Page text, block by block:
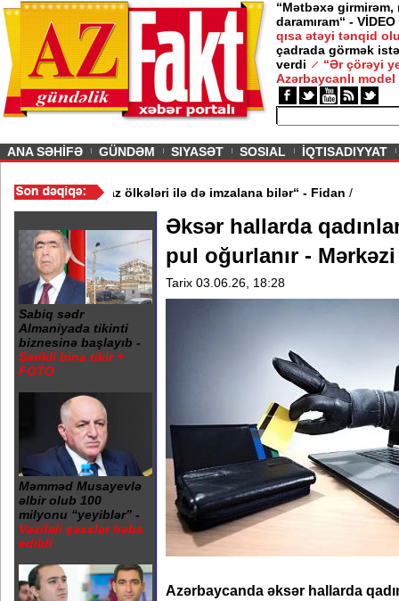
“Mətbəxə girmirəm,
daramıram“ - VİDEO
qısa ətəyi tənqid
çadrada görmək
verdi
“Ər çörəyi
Azərbaycanlı model
ANA SƏHİFƏ GÜNDƏM SIYASƏT SOSIAL İQTISADIYYAT
oxşar anlaşma Qafqaz ölkələri ilə də imzalana bilər“ - Fidan
Sabiq sədr
Almaniyada tikinti
biznesinə başlayıb -
Şərikli bina tikir +
FOTO
Məmməd Musayevlə
əlbir olub 100
milyonu “yeyiblər” -
Vəzifəli şəxslər həbs
edildi
Əksər hallarda
pul oğurlanır -
Tarix 03.06.26, 18:28
Azərbaycanda əksər hallarda